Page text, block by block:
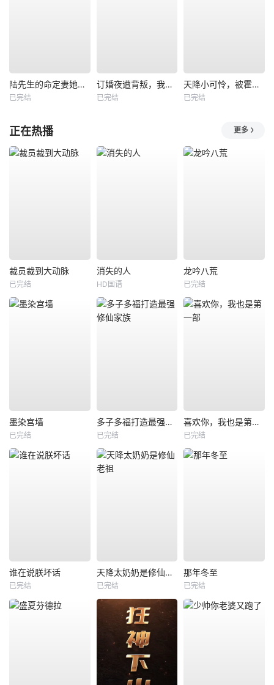
陆先生的命定妻她飒又野
已完结
订婚夜遭背叛，我转身嫁顶级大佬
已完结
天降小可怜，被霍爷宠上天
已完结
正在热播 更多
裁员裁到大动脉
已完结
消失的人
HD国语
龙吟八荒
已完结
墨染宫墙
已完结
多子多福打造最强修仙家族
已完结
喜欢你，我也是第一部
已完结
谁在说朕坏话
已完结
天降太奶奶是修仙老祖
已完结
那年冬至
已完结